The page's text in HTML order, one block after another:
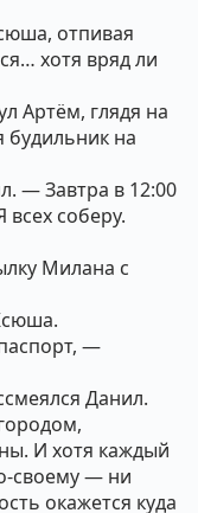
отпивая
хотя вряд ли
Артём, глядя на
будильник на
— Завтра в 12:00
всех соберу.
Милана с
—
Данил.
И хотя каждый
своему — ни
окажется куда